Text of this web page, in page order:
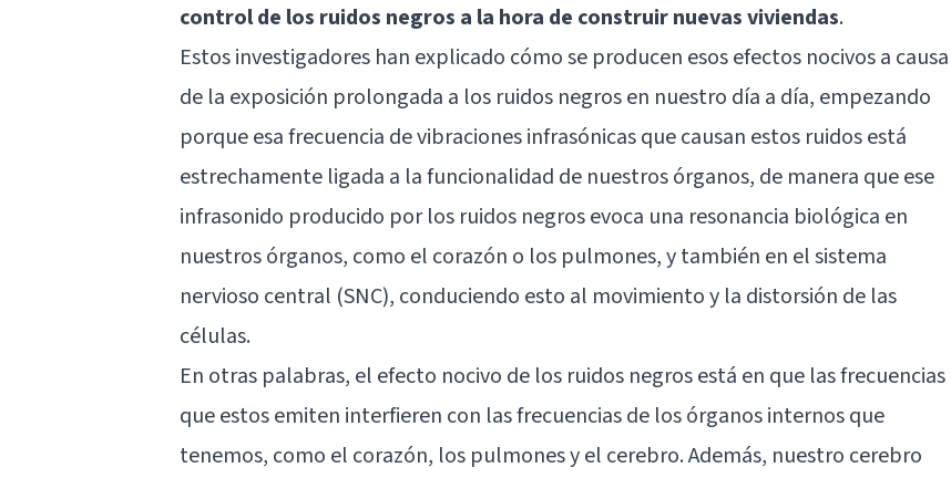
control de los ruidos negros a la hora de construir nuevas viviendas.
Estos investigadores han explicado cómo se producen esos efectos nocivos a causa
de la exposición prolongada a los ruidos negros en nuestro día a día, empezando
porque esa frecuencia de vibraciones infrasónicas que causan estos ruidos está
estrechamente ligada a la funcionalidad de nuestros órganos, de manera que ese
infrasonido producido por los ruidos negros evoca una resonancia biológica en
nuestros órganos, como el corazón o los pulmones, y también en elsistema
nervioso central (SNC), conduciendo esto al movimiento y la distorsión de las
células.
En otras palabras, el efecto nocivo de los ruidos negros está en que las frecuencias
que estos emiten interfieren con las frecuencias de los órganos internos que
tenemos, como el corazón, los pulmones y el cerebro. Además, nuestro cerebro